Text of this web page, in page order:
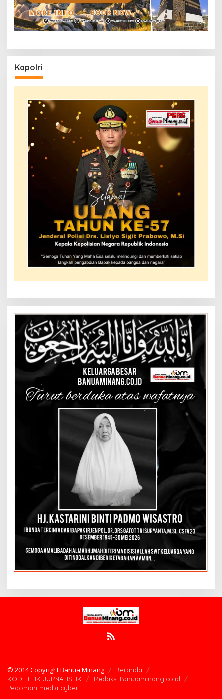
Kapolri
© 2014 Copyright Banua Minang
Beranda
KODE ETIK JURNALISTIK
Redaksi Banuaminang.co.id
Pedoman media cyber